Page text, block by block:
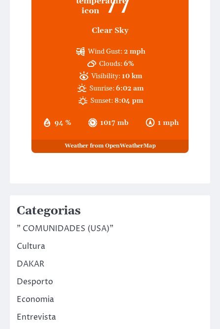
Clear Sky
94 % 1017 mb 1 mph
Wind Gust:2 mph
Clouds:6%
Visibility: 10 km
Sunrise:6:02 am
Sunset:8:04 pm
Weather from OpenWeatherMap
Categorias
" COMUNIDADES (USA)"
Cultura
DAKAR
Desporto
Economia
Entrevista